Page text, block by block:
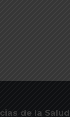
de la Salud